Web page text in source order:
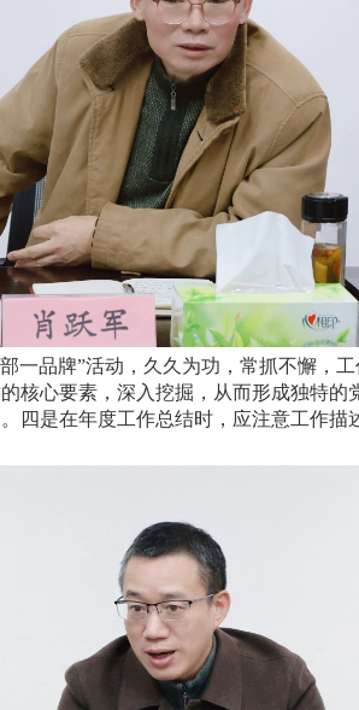
一品牌”活动，久久为功，常抓不懈，
核心要素，深入挖掘，从而形成独特
四是在年度工作总结时，应注意工作